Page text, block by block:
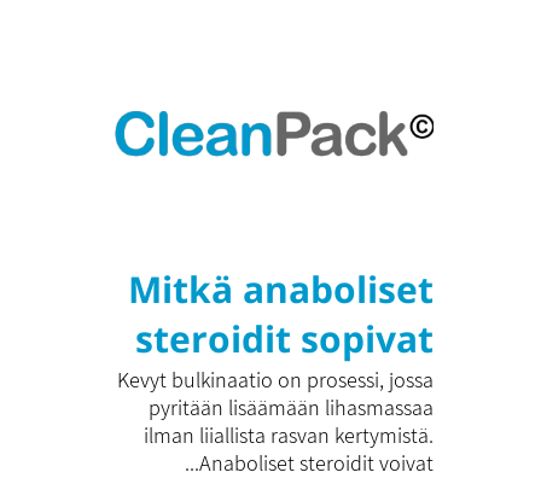
Increasing
Mitkä anaboliset
steroidit sopivat
hyvin kevyeen
bulkinaatioon?
Kevyt bulkinaatio on prosessi, jossa
pyritään lisäämään lihasmassaa
ilman liiallista rasvan kertymistä.
Anaboliset steroidit voivat...